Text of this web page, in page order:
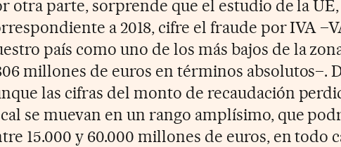
otra parte, sorprende que el estudio de la UE,
a 2018, cifre el fraude por IVA
país como uno de los más bajos de la
millones de euros en términos absolutos–.
las cifras del monto de recaudación
se muevan en un rango amplísimo, que
15.000 y 60.000 millones de euros, en todo